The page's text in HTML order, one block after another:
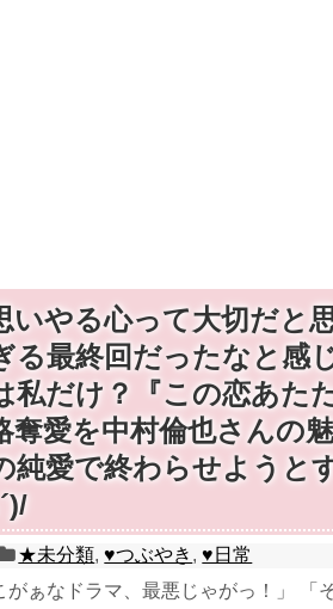
いやる心って大切だと
る最終回だったなと感
私だけ？『この恋あた
奪愛を中村倫也さんの
純愛で終わらせようと
★未分類,♥つぶやき ,♥日常
がぁなドラマ、最悪じゃがっ！」 「